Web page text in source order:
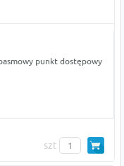
punkt dostępowy
szt